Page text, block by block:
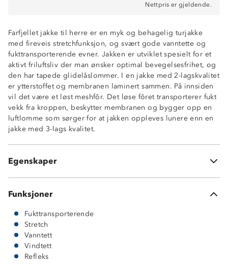
Nettpris er gjeldende.
Farfjellet jakke til herre er en myk og behagelig turjakke
med fireveis stretchfunksjon, og svært gode vanntette og
fukttransporterende evner. Jakken er utviklet spesielt for et
aktivt friluftsliv der man ønsker optimal bevegelsesfrihet, og
den har tapede glidelåslommer. I en jakke med 2-lagskvalitet
er ytterstoffet og membranen laminert sammen. På innsiden
vil det være et løst meshfôr. Det løse fôret transporterer fukt
vekk fra kroppen, beskytter membranen og bygger opp en
luftlomme som sørger for at jakken oppleves lunere enn en
jakke med 3-lags kvalitet.
Egenskaper
Vind- og vanntett
15 000 mm vannsøyle
Fukttransporterende (12 000 gr/m2/24t)
Tapede sømmer
To lommer med vannavstøtende glidelåser
Innerlomme med glidelås
Dobbel stormklaff bak hovedglidelås
Hette med gode justeringsmuligheter
Enhåndsstramming nederst
Meshfôr
2-lags skalljakke
Funksjoner
Fukttransporterende
Stretch
Vanntett
Vindtett
Refleks